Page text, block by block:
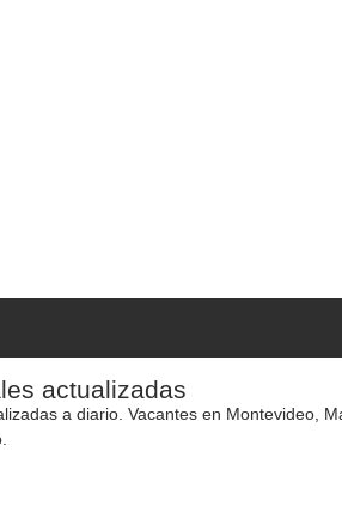
actualizadas
a diario. Vacantes en Montevideo,